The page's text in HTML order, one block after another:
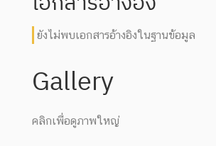
ยังไม่พบเอกสารอ้างอิงในฐานข้อมูล
Gallery
คลิกเพื่อดูภาพใหญ่